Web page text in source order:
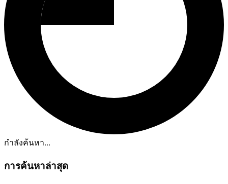
กำลังค้นหา...
การค้นหาล่าสุด